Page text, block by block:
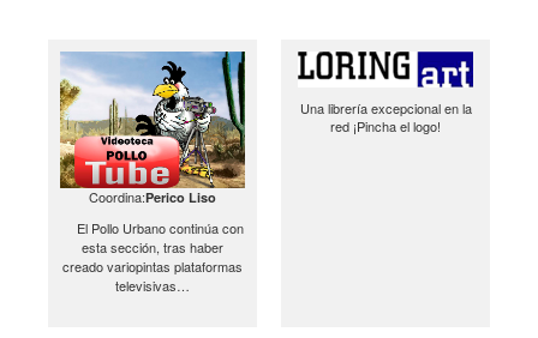
Coordina:Perico Liso
El Pollo Urbano continúa con
esta sección, tras haber
creado variopintas plataformas
televisivas…
Una librería excepcional en la
red ¡Pincha el logo!